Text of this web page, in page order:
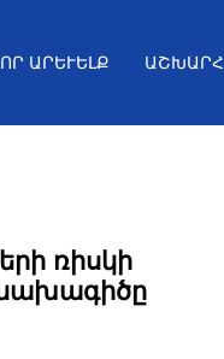
ԱՐԵՒԵԼՔ ԱՇԽԱՐՀ
ռիսկի